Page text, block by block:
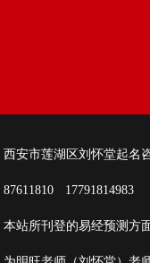
西安市莲湖区刘怀堂起名
87611810 17791814983
本站所刊登的易经预测方